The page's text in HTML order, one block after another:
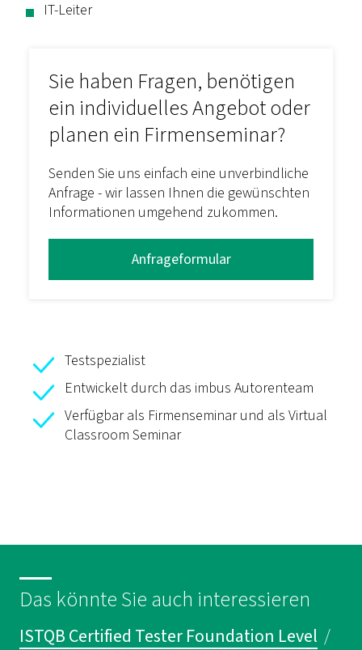
Sie haben Fragen, benötigen
ein individuelles Angebot oder
planen ein Firmenseminar?
Senden Sie uns einfach eine unverbindliche
Anfrage - wir lassen Ihnen die gewünschten
Informationen umgehend zukommen.
Anfrageformular
Testspezialist
Entwickelt durch das imbus Autorenteam
Verfügbar als Firmenseminar und als Virtual
Classroom Seminar
IT-Leiter
Das könnte Sie auch interessieren
ISTQB Certified Tester Foundation Level /